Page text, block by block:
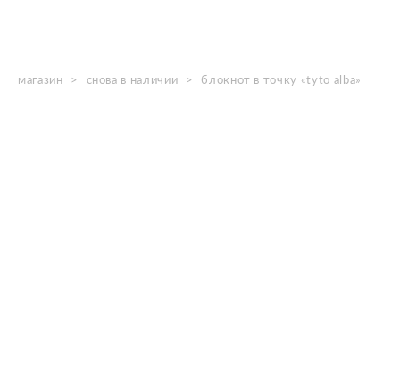
магазин > снова в наличии > блокнот в точку «tyto alba»